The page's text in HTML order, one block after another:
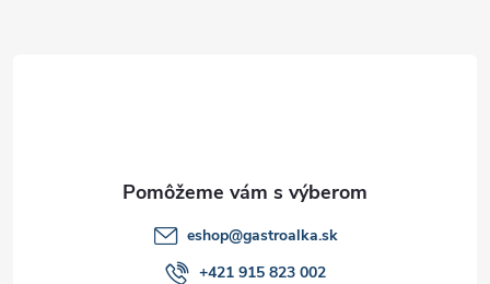
eshop@gastroalka.sk
+421 915 823 002